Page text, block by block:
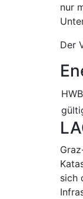
nur
Der
HWB
sich